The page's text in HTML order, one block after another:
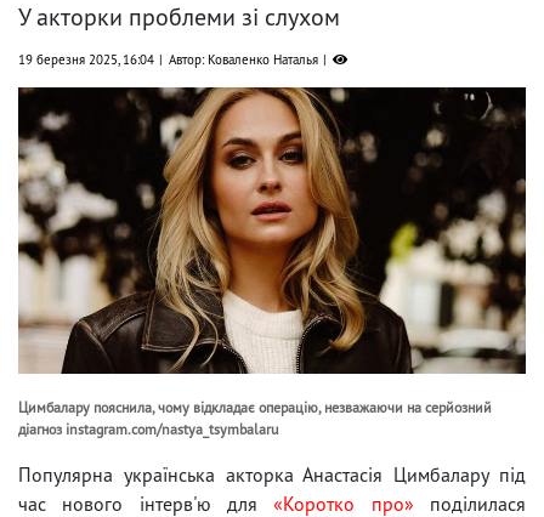
У акторки проблеми зі слухом
19 березня 2025, 16:04 Автор: Коваленко Наталья
Цимбалару пояснила, чому відкладає операцію, незважаючи на серйозний
діагноз instagram.com/nastya_tsymbalaru
Популярна українська акторка Анастасія Цимбалару під
час нового інтерв'ю для«Коротко про» поділилася